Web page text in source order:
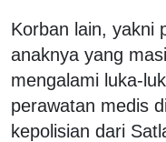
Korban lain, yakni
anaknya yang
mengalami luka-
perawatan medis
kepolisian dari